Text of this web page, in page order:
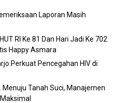
Laporan Masih
RI Ke 81 Dan Hari Jadi Ke 702
Happy Asmara
Perkuat Pencegahan HIV di
Menuju Tanah Suci, Manajemen